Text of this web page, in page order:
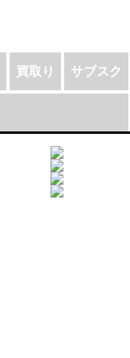
買取り サブスク